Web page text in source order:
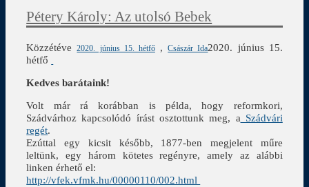
Pétery Károly: Az utolsó Bebek
Közzétéve2020. június 15. hétfő ,Császár Ida2020. június 15.
hétfő
Kedves barátaink!
Volt már rá korábban is példa, hogy reformkori,
Szádvárhoz kapcsolódó írást osztottunk meg, a Szádvári
regét.
Ezúttal egy kicsit később, 1877-ben megjelent műre
leltünk, egy három kötetes regényre, amely az alábbi
linken érhető el:
http://vfek.vfmk.hu/00000110/002.html